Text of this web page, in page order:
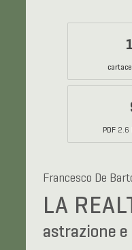
PDF2.6
Francesco De
LA
astrazione